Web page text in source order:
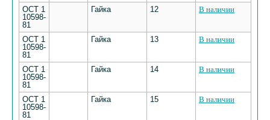
ОСТ 1
10598-
81
Гайка 12 В наличии
ОСТ 1
10598-
81
Гайка 13 В наличии
ОСТ 1
10598-
81
Гайка 14 В наличии
ОСТ 1
10598-
81
Гайка 15 В наличии